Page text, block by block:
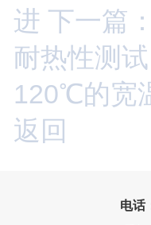
进 下一篇
耐热性测
120℃的宽
返回
电话